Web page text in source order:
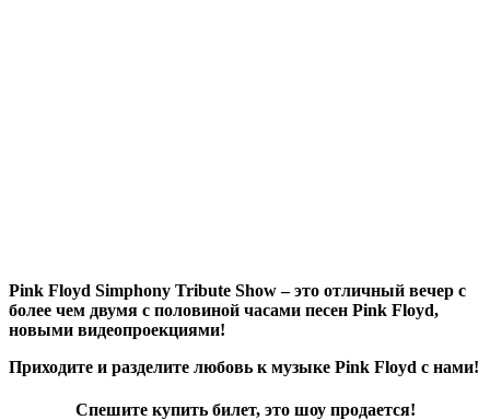
Pink Floyd Simphony Tribute Show – это отличный вечер с
более чем двумя с половиной часами песен Pink Floyd,
новыми видеопроекциями!
Приходите и разделите любовь к музыке Pink Floyd с нами!
Спешите купить билет, это шоу продается!